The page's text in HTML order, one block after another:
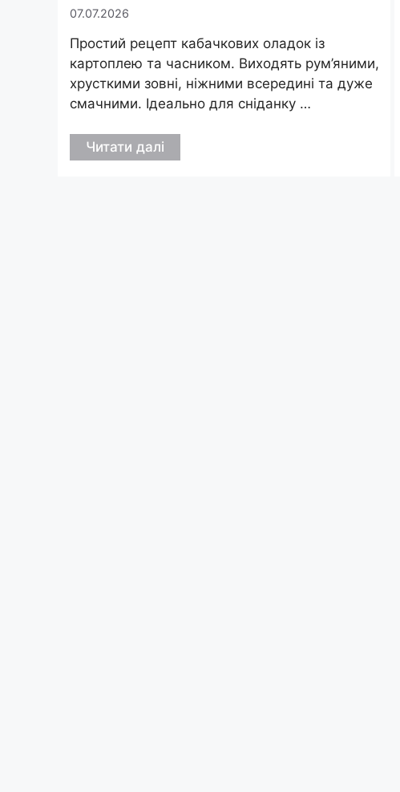
07.07.2026
Простий рецепт кабачкових оладок із
картоплею та часником. Виходять рум’яними,
хрусткими зовні, ніжними всередині та дуже
смачними. Ідеально для сніданку …
Читати далі